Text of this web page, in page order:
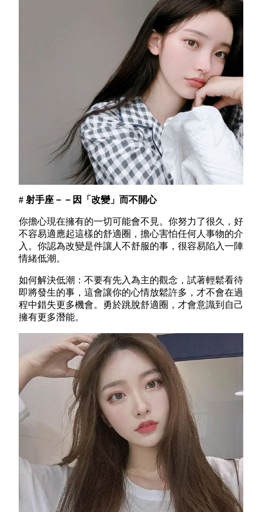
# 射手座－－因「改變」而不開心
你擔心現在擁有的一切可能會不見。你努力了很久，好
不容易適應起這樣的舒適圈，擔心害怕任何人事物的介
入。你認為改變是件讓人不舒服的事，很容易陷入一陣
情緒低潮。
如何解決低潮：不要有先入為主的觀念，試著輕鬆看待
即將發生的事，這會讓你的心情放鬆許多，才不會在過
程中錯失更多機會。勇於跳脫舒適圈，才會意識到自己
擁有更多潛能。